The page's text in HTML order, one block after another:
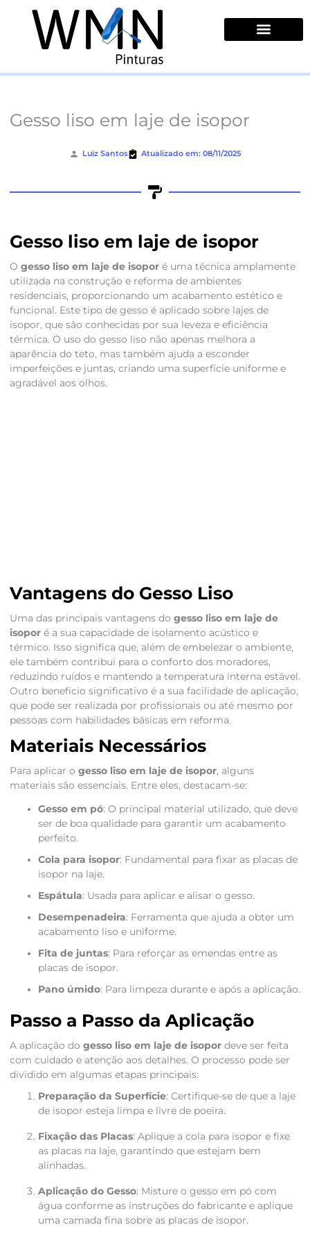
conteúdo
Gesso liso em laje de isopor
Luiz Santos Atualizado em: 08/11/2025
Gesso liso em laje de isopor
O gesso liso em laje de isoporé uma técnica amplamente
utilizada na construção e reforma de ambientes
residenciais, proporcionando um acabamento estético e
funcional. Este tipo de gesso é aplicado sobre lajes de
isopor, que são conhecidas por sua leveza e eficiência
térmica. O uso do gesso liso não apenas melhora a
aparência do teto, mas também ajuda a esconder
imperfeições e juntas, criando uma superfície uniforme e
agradável aos olhos.
Vantagens do Gesso Liso
Uma das principais vantagens do gesso liso em laje de
isoporé a sua capacidade de isolamento acústico e
térmico. Isso significa que, além de embelezar o ambiente,
ele também contribui para o conforto dos moradores,
reduzindo ruídos e mantendo a temperatura interna estável.
Outro benefício significativo é a sua facilidade de aplicação,
que pode ser realizada por profissionais ou até mesmo por
pessoas com habilidades básicas em reforma.
Materiais Necessários
Para aplicar o gesso liso em laje de isopor, alguns
materiais são essenciais. Entre eles, destacam-se:
Gesso em pó: O principal material utilizado, que deve
ser de boa qualidade para garantir um acabamento
perfeito.
Cola para isopor: Fundamental para fixar as placas de
isopor na laje.
Espátula: Usada para aplicar e alisar o gesso.
Desempenadeira: Ferramenta que ajuda a obter um
acabamento liso e uniforme.
Fita de juntas: Para reforçar as emendas entre as
placas de isopor.
Pano úmido: Para limpeza durante e após a aplicação.
Passo a Passo da Aplicação
A aplicação do gesso liso em laje de isopordeve ser feita
com cuidado e atenção aos detalhes. O processo pode ser
dividido em algumas etapas principais:
Preparação da Superfície: Certifique-se de que a laje
de isopor esteja limpa e livre de poeira.
Fixação das Placas: Aplique a cola para isopor e fixe
as placas na laje, garantindo que estejam bem
alinhadas.
Aplicação do Gesso: Misture o gesso em pó com
água conforme as instruções do fabricante e aplique
uma camada fina sobre as placas de isopor.